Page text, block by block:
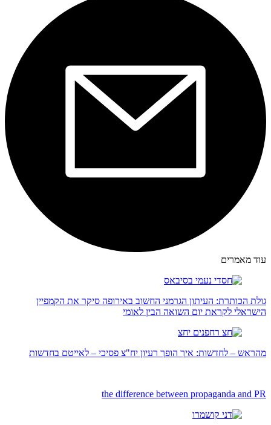
עוד מאמרים
גולת הכותרת: העיתון הגרמני החשוב באירופה סיקר את הקמפיין
הישראלי לקראת יום השואה הבין לאומי
מהראש – לחדשות: איך הופך רעיון יח"צ פסיכי – לאייטם בחדשות
the difference between propaganda and PR